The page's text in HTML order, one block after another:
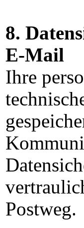
8.
E-Mail
Ihre
Postweg.